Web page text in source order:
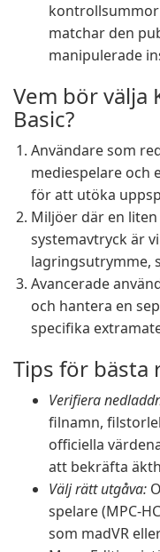
matchar den
manipulerade
Vem bör välja
Basic?
Användare som
mediespelare och
för att utöka
Miljöer där en
systemavtryck är
lagringsutrymme,
Avancerade
och hantera en
specifika
Tips för bästa
Verifiera
filnamn,
officiella
att bekräfta
Välj rätt utgåva:
spelare (MPC-
som madVR